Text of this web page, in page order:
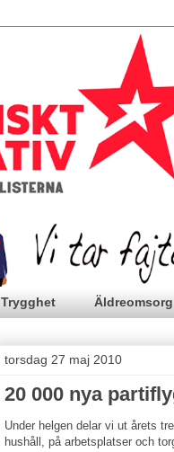
Trygghet Äldreomsorg
torsdag 27 maj 2010
20 000 nya
Under helgen delar vi ut årets
hushåll, på arbetsplatser och